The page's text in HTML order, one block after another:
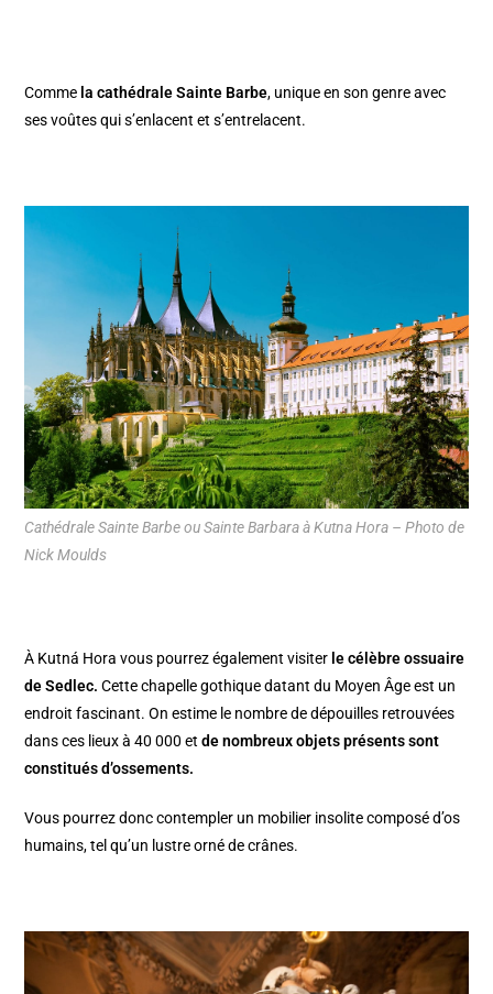
Comme la cathédrale Sainte Barbe, unique en son genre avec
ses voûtes qui s’enlacent et s’entrelacent.
Cathédrale Sainte Barbe ou Sainte Barbara à Kutna Hora – Photo de
Nick Moulds
À Kutná Hora vous pourrez également visiter le célèbre ossuaire
de Sedlec. Cette chapelle gothique datant du Moyen Âge est un
endroit fascinant. On estime le nombre de dépouilles retrouvées
dans ces lieux à 40 000 etde nombreux objets présents sont
constitués d’ossements.
Vous pourrez donc contempler un mobilier insolite composé d’os
humains, tel qu’un lustre orné de crânes.